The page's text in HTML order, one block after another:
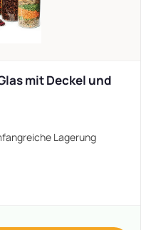
mit Deckel und
Lagerung